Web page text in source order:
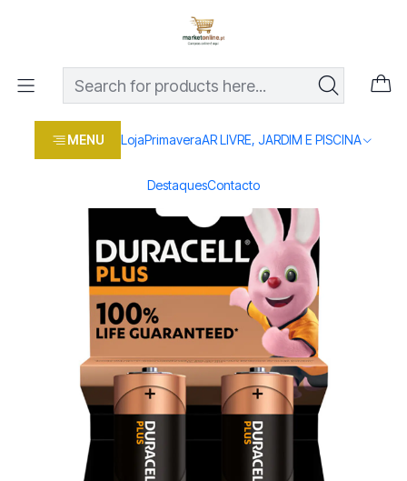
MENU LojaPrimaveraAR LIVRE, JARDIM E PISCINA
DestaquesContacto
Os melhores preços em produtos para casa, jardim e bricolage
Home Loja Casa e conforto
LAR E ILUMINAÇAO
CARREGADORES E PILHAS
Pilhas Duracell Plus 100 MN1400 C Bl2